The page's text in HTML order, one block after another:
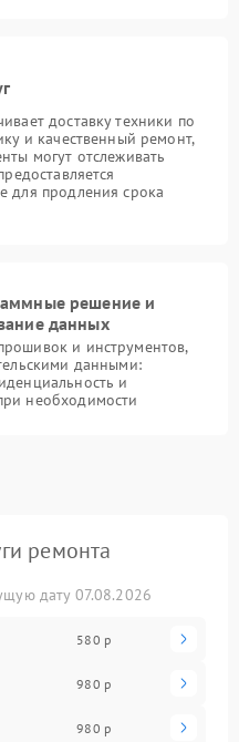
доставку техники по
и качественный ремонт,
могут отслеживать
для продления срока
решение и
данных
и инструментов,
данными:
и
необходимости
ремонта
дату 07.08.2026
580 р
980 р
980 р